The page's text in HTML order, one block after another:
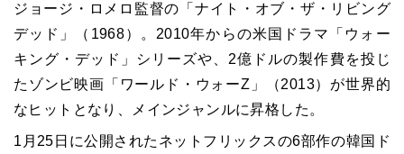
ジョージ・ロメロ監督の「ナイト・オブ・ザ・リビング
デッド」（1968）。2010年からの米国ドラマ「ウォー
キング・デッド」シリーズや、2億ドルの製作費を投じ
たゾンビ映画「ワールド・ウォーZ」（2013）が世界的
なヒットとなり、メインジャンルに昇格した。
1月25日に公開されたネットフリックスの6部作の韓国ド